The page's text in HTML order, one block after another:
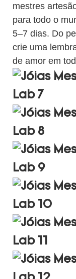
mestres
para todo o
5–7 dias. Do
crie uma
de amor em